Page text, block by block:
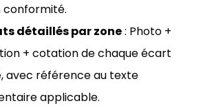
conformité.
détaillés par zone: Photo +
+ cotation de chaque écart
avec référence au texte
applicable.